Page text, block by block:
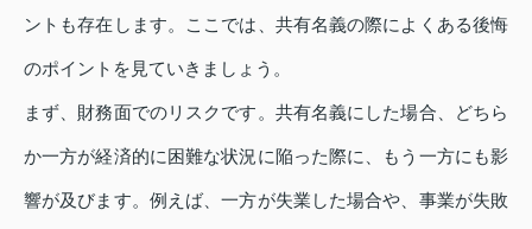
ントも存在します。ここでは、共有名義の際によくある後悔
のポイントを見ていきましょう。
まず、財務面でのリスクです。共有名義にした場合、どちら
か一方が経済的に困難な状況に陥った際に、もう一方にも影
響が及びます。例えば、一方が失業した場合や、事業が失敗